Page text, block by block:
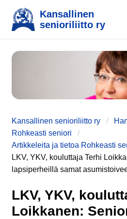
Kansallinen
senioriliitto ry
Kansallinen senioriliitto ry
Rohkeasti seniori
Artikkeleita ja tietoa Rohkeasti
LKV, YKV, kouluttaja Terhi
lapsiperheillä samat
LKV, YKV,
Loikkanen: